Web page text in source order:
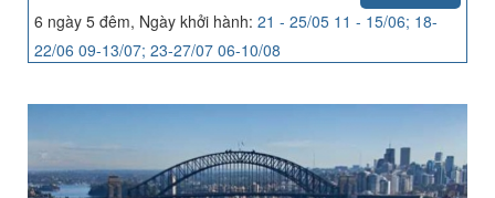
6 ngày 5 đêm, Ngày khởi hành: 21 - 25/05 11 - 15/06; 18-
22/06 09-13/07; 23-27/07 06-10/08